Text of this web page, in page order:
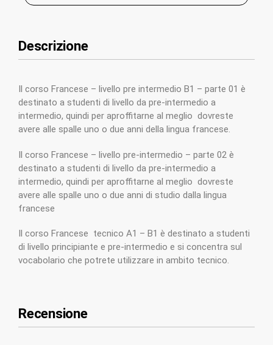
Descrizione
Il corso Francese – livello pre intermedio B1 – parte 01 è
destinato a studenti di livello da pre-intermedio a
intermedio, quindi per aproffitarne al meglio dovreste
avere alle spalle uno o due anni della lingua francese.
Il corso Francese – livello pre-intermedio – parte 02 è
destinato a studenti di livello da pre-intermedio a
intermedio, quindi per aproffitarne al meglio dovreste
avere alle spalle uno o due anni di studio dalla lingua
francese
Il corso Francese tecnico A1 – B1 è destinato a studenti
di livello principiante e pre-intermedio e si concentra sul
vocabolario che potrete utilizzare in ambito tecnico.
Recensione